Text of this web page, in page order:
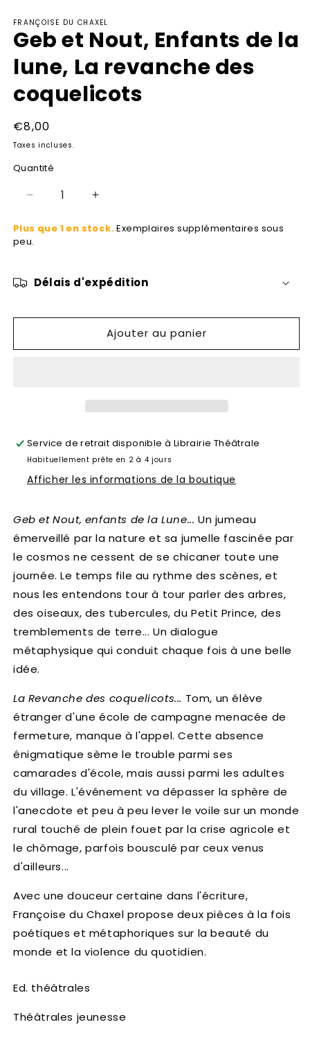
média
1
dans
fenêtre
modale
FRANÇOISE DU CHAXEL
Geb et Nout, Enfants de la
lune, La revanche des
coquelicots
Prix
habituel
€8,00
Taxes incluses.
Quantité
Réduire
quantité
de
Nout,
de
lune,
coquelicots
Augmenter
quantité
Nout,
de
lune,
coquelicots
Plus que 1 en stock.Exemplaires supplémentaires sous
peu.
Délais d'expédition
Ajouter au panier
Service de retrait disponible à Librairie Théâtrale
Habituellement prête en 2 à 4 jours
Afficher les informations de la boutique
Geb et Nout, enfants de la Lune... Un jumeau
émerveillé par la nature et sa jumelle fascinée par
le cosmos ne cessent de se chicaner toute une
journée. Le temps file au rythme des scènes, et
nous les entendons tour à tour parler des arbres,
des oiseaux, des tubercules, du Petit Prince, des
tremblements de terre... Un dialogue
métaphysique qui conduit chaque fois à une belle
idée.
La Revanche des coquelicots... Tom, un élève
étranger d'une école de campagne menacée de
fermeture, manque à l'appel. Cette absence
énigmatique sème le trouble parmi ses
camarades d'école, mais aussi parmi les adultes
du village. L'événement va dépasser la sphère de
l'anecdote et peu à peu lever le voile sur un monde
rural touché de plein fouet par la crise agricole et
le chômage, parfois bousculé par ceux venus
d'ailleurs...
Avec une douceur certaine dans l'écriture,
Françoise du Chaxel propose deux pièces à la fois
poétiques et métaphoriques sur la beauté du
monde et la violence du quotidien.
Ed. théâtrales
Théâtrales jeunesse